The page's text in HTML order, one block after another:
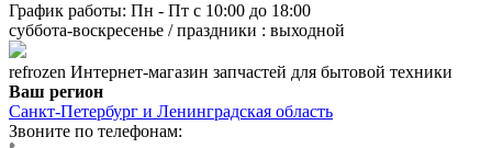
График работы: Пн - Пт с 10:00 до 18:00
суббота-воскресенье / праздники : выходной
refrozen Интернет-магазин запчастей для бытовой техники
Ваш регион
Санкт-Петербург и Ленинградская область
Звоните по телефонам: